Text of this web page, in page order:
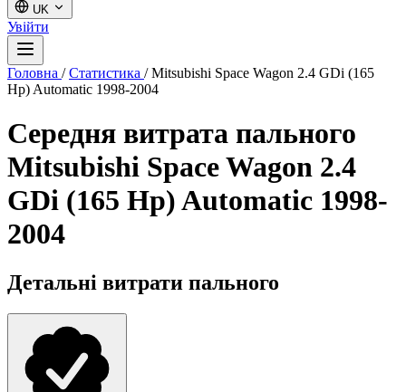
UK
Увійти
Головна / Статистика / Mitsubishi Space Wagon 2.4 GDi (165
Hp) Automatic 1998-2004
Середня витрата пального
Mitsubishi Space Wagon 2.4
GDi (165 Hp) Automatic 1998-
2004
Детальні витрати пального